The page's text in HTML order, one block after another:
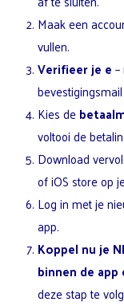
Maak een
vullen.
Verifieer je e
Kies de
voltooi de
Download
of iOS store op
Log in met je
app.
Koppel nu je
binnen de
deze stap te